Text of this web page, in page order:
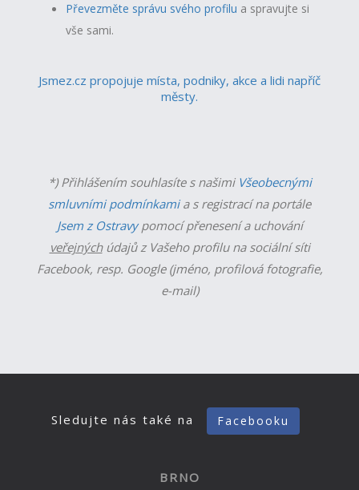
Převezměte správu svého profilu a spravujte si
vše sami.
Jsmez.cz propojuje místa, podniky, akce a lidi napříč
městy.
*) Přihlášením souhlasíte s našimi Všeobecnými
smluvními podmínkamia s registrací na portále
Jsem z Ostravypomocí přenesení a uchování
veřejnýchúdajů z Vašeho profilu na sociální síti
Facebook, resp. Google (jméno, profilová fotografie,
e-mail)
Sledujte nás také na Facebooku
BRNO